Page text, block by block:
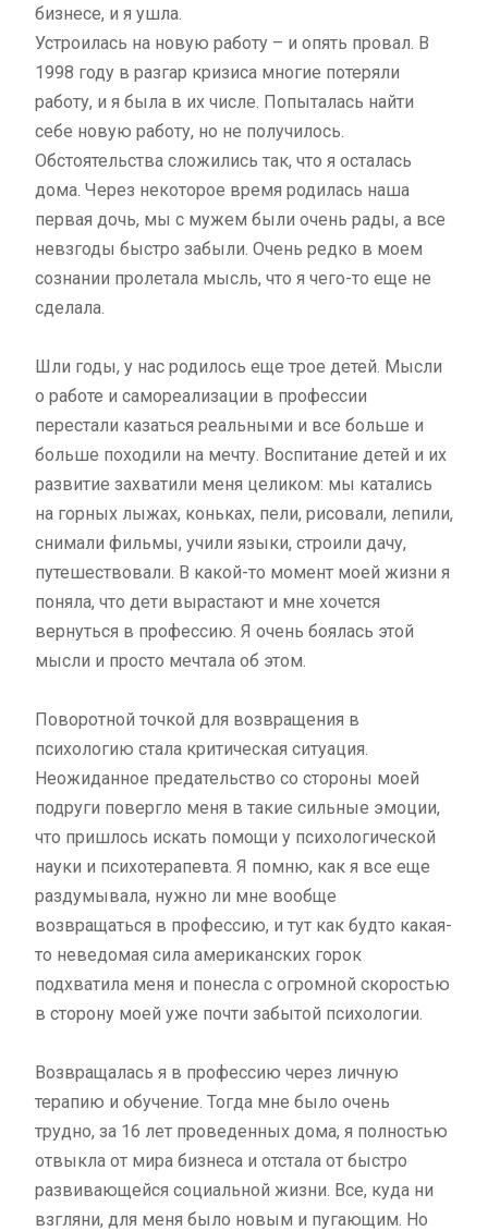
бизнесе, и я ушла.
Устроилась на новую работу – и опять провал. В
1998 году в разгар кризиса многие потеряли
работу, и я была в их числе. Попыталась найти
себе новую работу, но не получилось.
Обстоятельства сложились так, что я осталась
дома. Через некоторое время родилась наша
первая дочь, мы с мужем были очень рады, а все
невзгоды быстро забыли. Очень редко в моем
сознании пролетала мысль, что я чего-то еще не
сделала.
Шли годы, у нас родилось еще трое детей. Мысли
о работе и самореализации в профессии
перестали казаться реальными и все больше и
больше походили на мечту. Воспитание детей и их
развитие захватили меня целиком: мы катались
на горных лыжах, коньках, пели, рисовали, лепили,
снимали фильмы, учили языки, строили дачу,
путешествовали. В какой-то момент моей жизни я
поняла, что дети вырастают и мне хочется
вернуться в профессию. Я очень боялась этой
мысли и просто мечтала об этом.
Поворотной точкой для возвращения в
психологию стала критическая ситуация.
Неожиданное предательство со стороны моей
подруги повергло меня в такие сильные эмоции,
что пришлось искать помощи у психологической
науки и психотерапевта. Я помню, как я все еще
раздумывала, нужно ли мне вообще
возвращаться в профессию, и тут как будто какая-
то неведомая сила американских горок
подхватила меня и понесла с огромной скоростью
в сторону моей уже почти забытой психологии.
Возвращалась я в профессию через личную
терапию и обучение. Тогда мне было очень
трудно, за 16 лет проведенных дома, я полностью
отвыкла от мира бизнеса и отстала от быстро
развивающейся социальной жизни. Все, куда ни
взгляни, для меня было новым и пугающим. Но